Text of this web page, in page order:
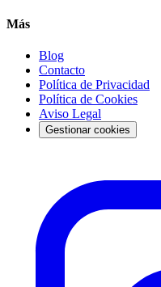
Más
Blog
Contacto
Política de Privacidad
Política de Cookies
Aviso Legal
Gestionar cookies